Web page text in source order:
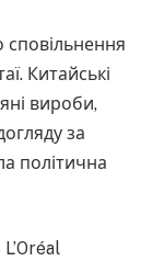
Китайські
вироби,
за
політична